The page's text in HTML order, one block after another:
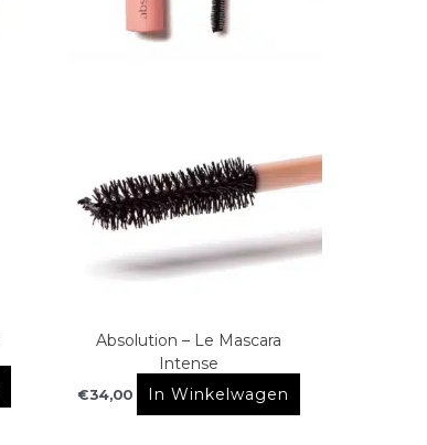
Absolution – Le Mascara
Intense
€34,00 In Winkelwagen